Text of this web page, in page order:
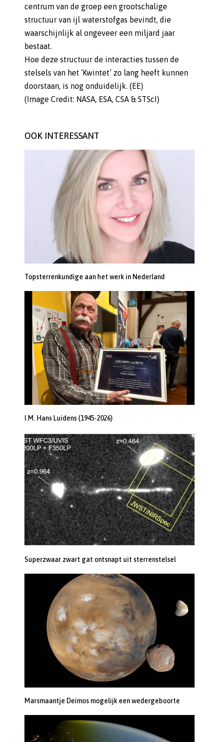
centrum van de groep een grootschalige
structuur van ijl waterstofgas bevindt, die
waarschijnlijk al ongeveer een miljard jaar
bestaat.
Hoe deze structuur de interacties tussen de
stelsels van het ‘Kwintet’ zo lang heeft kunnen
doorstaan, is nog onduidelijk. (EE)
(Image Credit: NASA, ESA, CSA & STScI)
OOK INTERESSANT
Topsterrenkundige aan het werk in Nederland
I.M. Hans Luidens (1945-2026)
Superzwaar zwart gat ontsnapt uit sterrenstelsel
Marsmaantje Deimos mogelijk een wedergeboorte